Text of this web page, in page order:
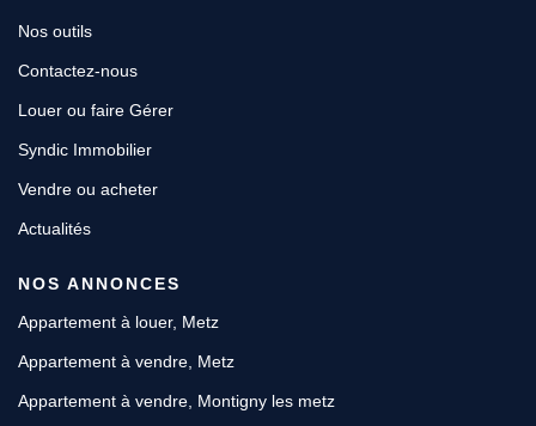
Nos outils
Contactez-nous
Louer ou faire Gérer
Syndic Immobilier
Vendre ou acheter
Actualités
NOS ANNONCES
Appartement à louer, Metz
Appartement à vendre, Metz
Appartement à vendre, Montigny les metz